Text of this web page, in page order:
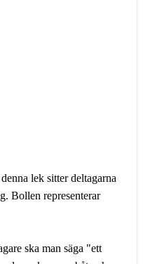
lek sitter deltagarna
Bollen representerar
ska man säga "ett